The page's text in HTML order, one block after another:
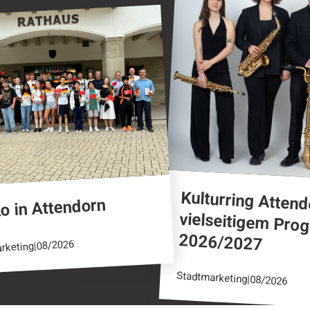
in Attendorn
|08/2026
Kulturring
vielseitigem
2026/2027
Stadtmarketing|08/2026